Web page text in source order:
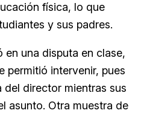
física, lo que
y sus padres.
una disputa en clase,
permitió intervenir, pues
director mientras sus
asunto. Otra muestra de